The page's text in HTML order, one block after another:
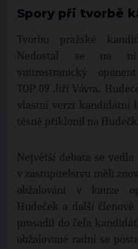
Spory při tvorbě
Tvorbu pražské
Nedostal se na ni
vnitrostranický
TOP 09 Jiří Vávra.
vlastní verzi kandidátní
těsně přiklonil na
Největší debata se
v zastupitelstvu měli
obžalováni v kauze
Hudeček a další
prosadil do čela
obžalované radní se